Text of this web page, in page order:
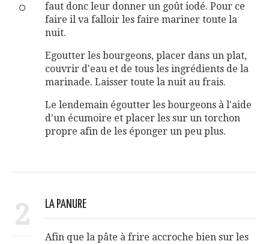
faut donc leur donner un goût iodé. Pour ce
faire il va falloir les faire mariner toute la
nuit.
Egoutter les bourgeons, placer dans un plat,
couvrir d'eau et de tous les ingrédients de la
marinade. Laisser toute la nuit au frais.
Le lendemain égoutter les bourgeons à l'aide
d'un écumoire et placer les sur un torchon
propre afin de les éponger un peu plus.
2 LA PANURE
Afin que la pâte à frire accroche bien sur les